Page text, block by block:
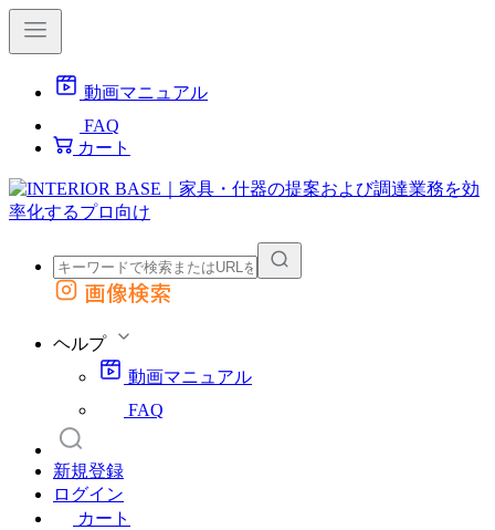
動画マニュアル
FAQ
カート
外部サイトの商品をカートに追加
画像検索
ヘルプ
動画マニュアル
FAQ
新規登録
ログイン
カート